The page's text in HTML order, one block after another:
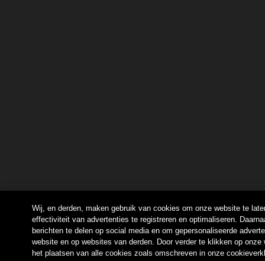
Wij, en derden, maken gebruik van cookies om onze website te
effectiviteit van advertenties te registreren en optimaliseren.
berichten te delen op social media en om gepersonaliseerde
website en op websites van derden. Door verder te klikken op
het plaatsen van alle cookies zoals omschreven in onze